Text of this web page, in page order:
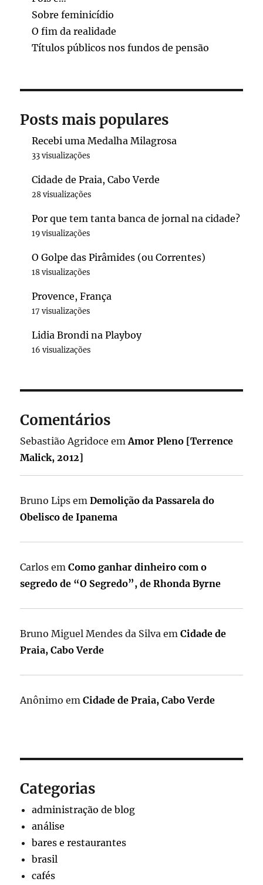
Sobre feminicídio
O fim da realidade
Títulos públicos nos fundos de pensão
Posts mais populares
Recebi uma Medalha Milagrosa
33 visualizações
Cidade de Praia, Cabo Verde
28 visualizações
Por que tem tanta banca de jornal na cidade?
19 visualizações
O Golpe das Pirâmides (ou Correntes)
18 visualizações
Provence, França
17 visualizações
Lidia Brondi na Playboy
16 visualizações
Comentários
Sebastião Agridoce emAmor Pleno [Terrence
Malick, 2012]
Bruno Lips emDemolição da Passarela do
Obelisco de Ipanema
Carlos emComo ganhar dinheiro com o
segredo de “O Segredo”, de Rhonda Byrne
Bruno Miguel Mendes da Silva emCidade de
Praia, Cabo Verde
Anônimo emCidade de Praia, Cabo Verde
Categorias
administração de blog
análise
bares e restaurantes
brasil
cafés